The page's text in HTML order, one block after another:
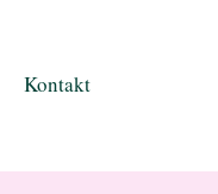
Kontakt